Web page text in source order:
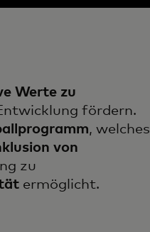
Werte zu
fördern.
, welches
von
zu
ermöglicht.